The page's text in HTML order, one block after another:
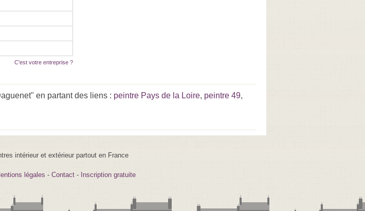
C'est votre entreprise ?
en partant des liens : peintre Pays de la Loire, peintre 49,
intérieur et extérieur partout en France
légales - Contact- Inscription gratuite